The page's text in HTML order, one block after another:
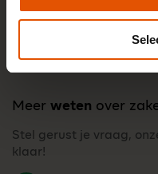
Meer weten over
Stel gerust je vraag,
klaar!